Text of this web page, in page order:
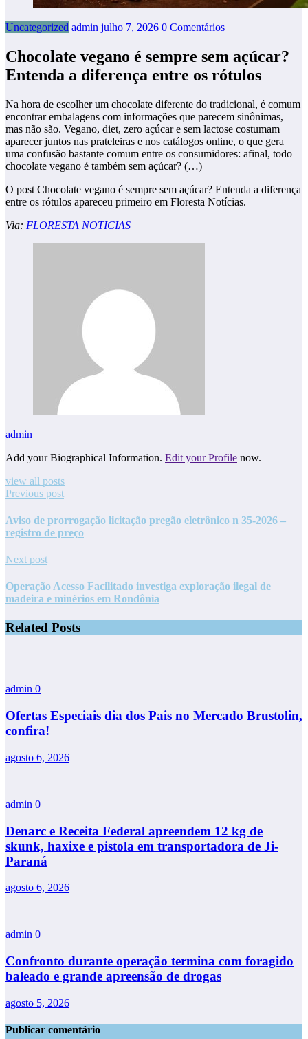
Uncategorized admin julho 7, 2026 0 Comentários
Chocolate vegano é sempre sem açúcar?
Entenda a diferença entre os rótulos
Na hora de escolher um chocolate diferente do tradicional, é comum
encontrar embalagens com informações que parecem sinônimas,
mas não são. Vegano, diet, zero açúcar e sem lactose costumam
aparecer juntos nas prateleiras e nos catálogos online, o que gera
uma confusão bastante comum entre os consumidores: afinal, todo
chocolate vegano é também sem açúcar? (…)
O post Chocolate vegano é sempre sem açúcar? Entenda a diferença
entre os rótulos apareceu primeiro em Floresta Notícias.
Via: FLORESTA NOTICIAS
admin
Add your Biographical Information. Edit your Profile now.
view all posts
Previous post
Aviso de prorrogação licitação pregão eletrônico n 35-2026 –
registro de preço
Next post
Operação Acesso Facilitado investiga exploração ilegal de
madeira e minérios em Rondônia
Related Posts
admin 0
Ofertas Especiais dia dos Pais no Mercado Brustolin,
confira!
agosto 6, 2026
admin 0
Denarc e Receita Federal apreendem 12 kg de
skunk, haxixe e pistola em transportadora de Ji-
Paraná
agosto 6, 2026
admin 0
Confronto durante operação termina com foragido
baleado e grande apreensão de drogas
agosto 5, 2026
Publicar comentário